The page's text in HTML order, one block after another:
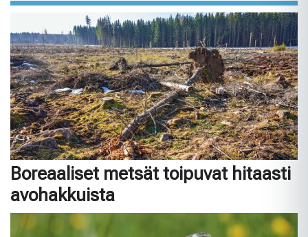
Boreaaliset metsät toipuvat hitaasti
avohakkuista